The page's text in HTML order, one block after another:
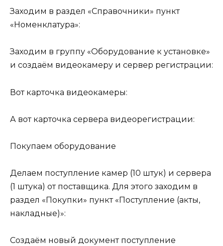
Заходим в раздел «Справочники» пункт
«Номенклатура»:
Заходим в группу «Оборудование к установке»
и создаём видеокамеру и сервер регистрации:
Вот карточка видеокамеры:
А вот карточка сервера видеорегистрации:
Покупаем оборудование
Делаем поступление камер (10 штук) и сервера
(1 штука) от поставщика. Для этого заходим в
раздел «Покупки» пункт «Поступление (акты,
накладные)»:
Создаём новый документ поступление